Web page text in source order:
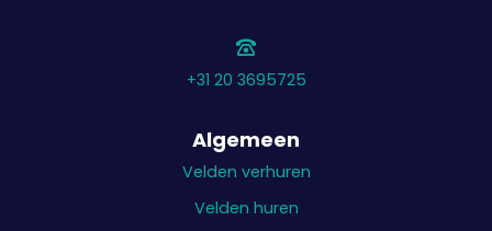
+31 20 3695725
Algemeen
Velden verhuren
Velden huren